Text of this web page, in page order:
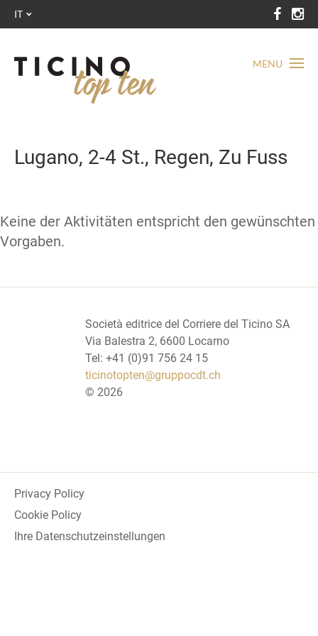
MENU
IT
Lugano, 2-4 St., Regen, Zu Fuss
Keine der Aktivitäten entspricht den gewünschten
Vorgaben.
Società editrice del Corriere del Ticino SA
Via Balestra 2, 6600 Locarno
Tel: +41 (0)91 756 24 15
ticinotopten@gruppocdt.ch
© 2026
Privacy Policy
Cookie Policy
Ihre Datenschutzeinstellungen